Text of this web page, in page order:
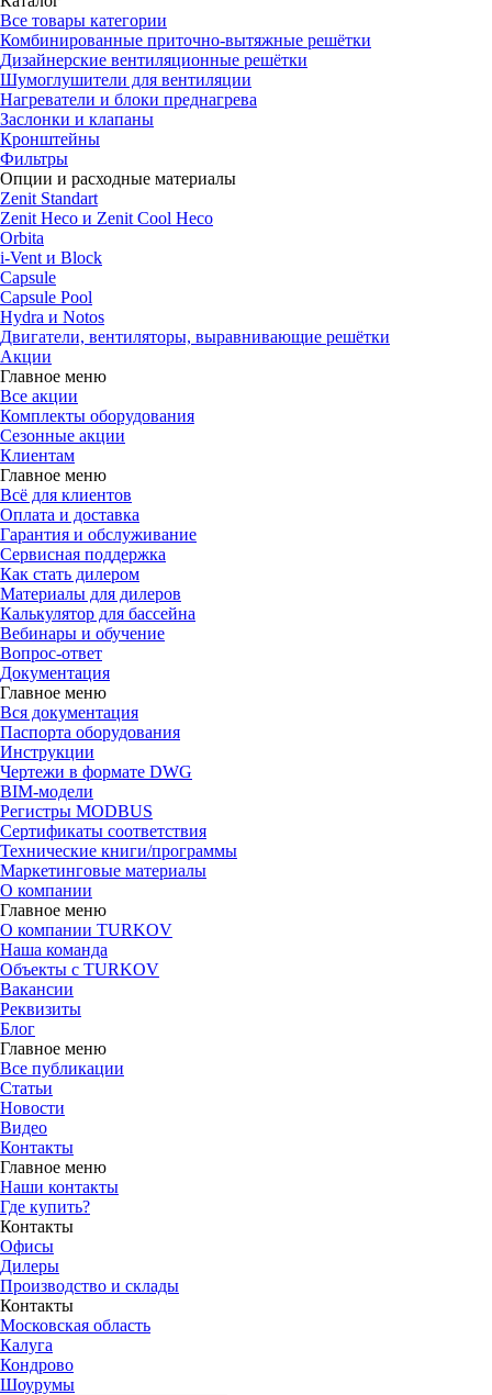
Все товары категории
Комбинированные приточно-вытяжные решётки
Дизайнерские вентиляционные решётки
Шумоглушители для вентиляции
Нагреватели и блоки преднагрева
Заслонки и клапаны
Кронштейны
Фильтры
Опции и расходные материалы
Zenit Standart
Zenit Heco и Zenit Cool Heco
Orbita
i-Vent и Block
Capsule
Capsule Pool
Hydra и Notos
Двигатели, вентиляторы, выравнивающие решётки
Акции
Главное меню
Все акции
Комплекты оборудования
Сезонные акции
Клиентам
Главное меню
Всё для клиентов
Оплата и доставка
Гарантия и обслуживание
Сервисная поддержка
Как стать дилером
Материалы для дилеров
Калькулятор для бассейна
Вебинары и обучение
Вопрос-ответ
Документация
Главное меню
Вся документация
Паспорта оборудования
Инструкции
Чертежи в формате DWG
BIM-модели
Регистры MODBUS
Сертификаты соответствия
Технические книги/программы
Маркетинговые материалы
О компании
Главное меню
О компании TURKOV
Наша команда
Объекты с TURKOV
Вакансии
Реквизиты
Блог
Главное меню
Все публикации
Статьи
Новости
Видео
Контакты
Главное меню
Наши контакты
Где купить?
Контакты
Офисы
Дилеры
Производство и склады
Контакты
Московская область
Калуга
Кондрово
Шоурумы